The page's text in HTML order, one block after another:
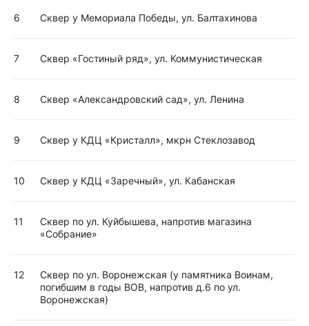
6 Сквер у Мемориала Победы, ул. Балтахинова
7 Сквер «Гостиный ряд», ул. Коммунистическая
8 Сквер «Александровский сад», ул. Ленина
9 Сквер у КДЦ «Кристалл», мкрн Стеклозавод
10 Сквер у КДЦ «Заречный», ул. Кабанская
11
Сквер по ул. Куйбышева, напротив магазина
«Собрание»
12
Сквер по ул. Воронежская (у памятника Воинам,
погибшим в годы ВОВ, напротив д.6 по ул.
Воронежская)